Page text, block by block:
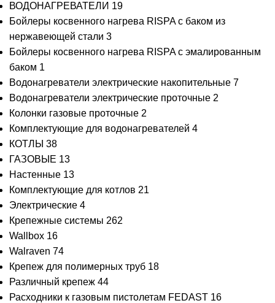
ВОДОНАГРЕВАТЕЛИ 19
Бойлеры косвенного нагрева RISPA с баком из
нержавеющей стали 3
Бойлеры косвенного нагрева RISPA с эмалированным
баком 1
Водонагреватели электрические накопительные 7
Водонагреватели электрические проточные 2
Колонки газовые проточные 2
Комплектующие для водонагревателей 4
КОТЛЫ 38
ГАЗОВЫЕ 13
Настенные 13
Комплектующие для котлов 21
Электрические 4
Крепежные системы 262
Wallbox 16
Walraven 74
Крепеж для полимерных труб 18
Различный крепеж 44
Расходники к газовым пистолетам FEDAST 16